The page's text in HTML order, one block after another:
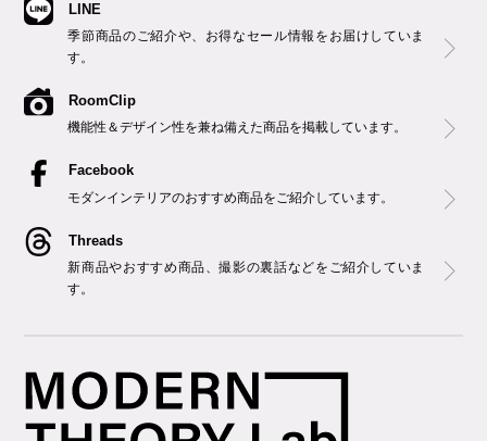
LINE
季節商品のご紹介や、お得なセール情報をお届けしていま
す。
RoomClip
機能性＆デザイン性を兼ね備えた商品を掲載しています。
Facebook
モダンインテリアのおすすめ商品をご紹介しています。
Threads
新商品やおすすめ商品、撮影の裏話などをご紹介していま
す。